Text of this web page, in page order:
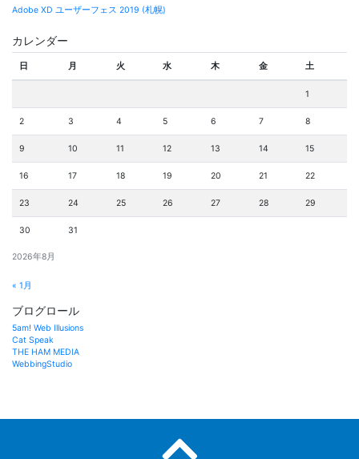
Adobe XD ユーザーフェス 2019 (札幌)
カレンダー
2026年8月
日 月 火 水 木 金 土
1
2 3 4 5 6 7 8
9 10 11 12 13 14 15
16 17 18 19 20 21 22
23 24 25 26 27 28 29
30 31
« 1月
ブログロール
5am! Web Illusions
Cat Speak
THE HAM MEDIA
WebbingStudio